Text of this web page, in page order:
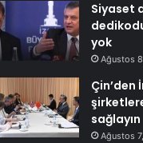
Siyaset
yok
Ağustos
Çin’den
sağlayın
Ağustos